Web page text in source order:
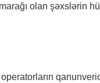
olan şəxslərin